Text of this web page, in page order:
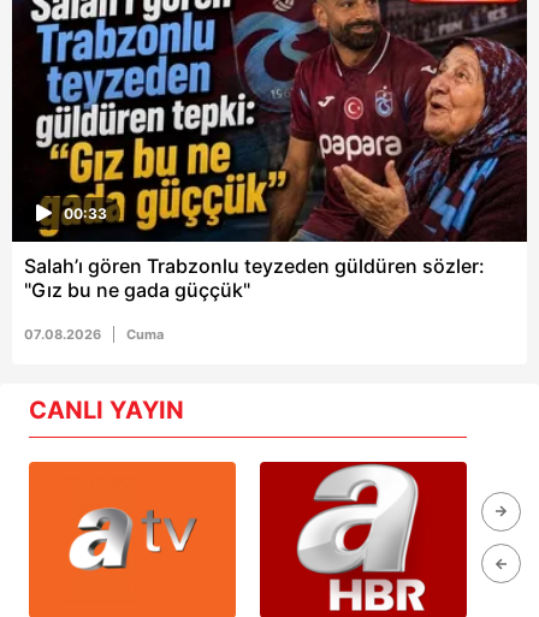
00:33
Salah’ı gören Trabzonlu teyzeden güldüren sözler:
"Gız bu ne gada güççük"
07.08.2026 Cuma
CANLI YAYIN